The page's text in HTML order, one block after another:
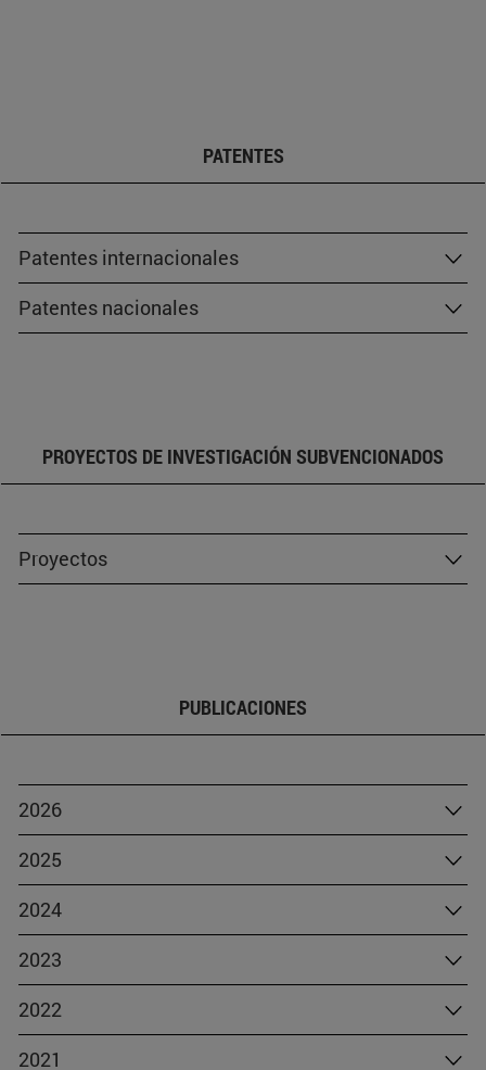
PATENTES
Patentes internacionales
Patentes nacionales
PROYECTOS DE INVESTIGACIÓN SUBVENCIONADOS
Proyectos
PUBLICACIONES
2026
2025
2024
2023
2022
2021